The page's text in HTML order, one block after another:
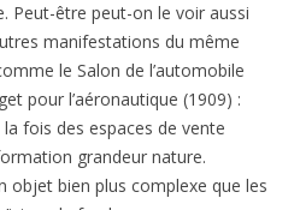
Peut-être peut-on le voir aussi
manifestations du même
le Salon de l’automobile
pour l’aéronautique (1909) :
fois des espaces de vente
grandeur nature.
objet bien plus complexe que les